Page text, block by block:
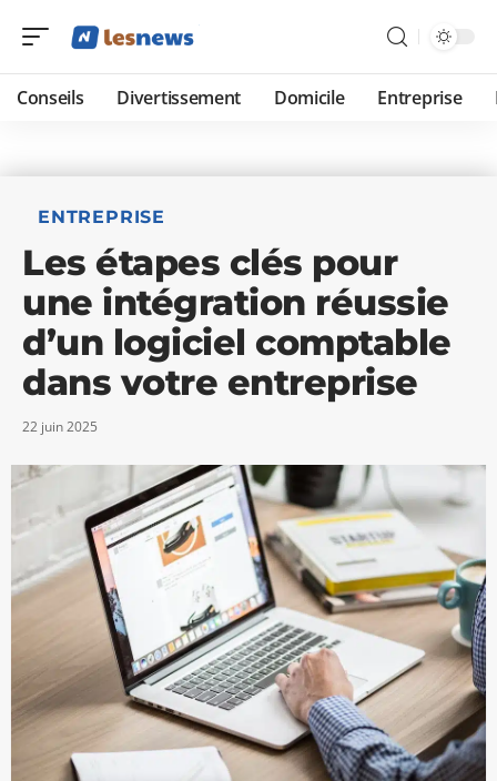
Conseils Divertissement Domicile Entreprise
ENTREPRISE
Les étapes clés pour
une intégration réussie
d’un logiciel comptable
dans votre entreprise
22 juin 2025